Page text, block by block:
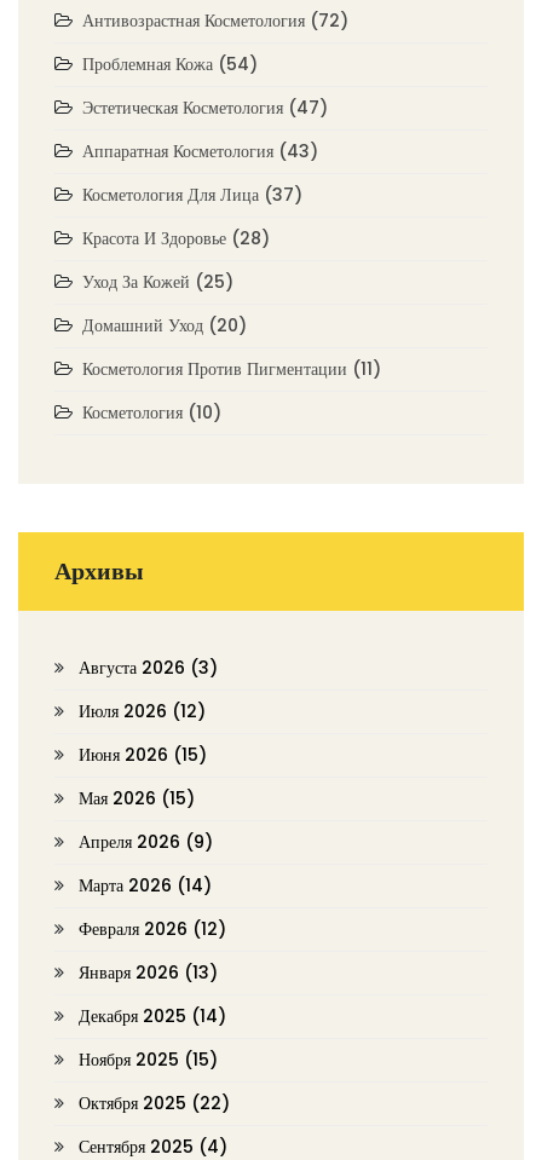
Антивозрастная Косметология (72)
Проблемная Кожа (54)
Эстетическая Косметология (47)
Аппаратная Косметология (43)
Косметология Для Лица (37)
Красота И Здоровье (28)
Уход За Кожей (25)
Домашний Уход (20)
Косметология Против Пигментации (11)
Косметология (10)
Архивы
Августа 2026 (3)
Июля 2026 (12)
Июня 2026 (15)
Мая 2026 (15)
Апреля 2026 (9)
Марта 2026 (14)
Февраля 2026 (12)
Января 2026 (13)
Декабря 2025 (14)
Ноября 2025 (15)
Октября 2025 (22)
Сентября 2025 (4)